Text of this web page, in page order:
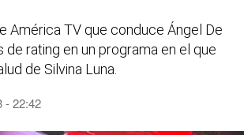
América TV que conduce Ángel De
de rating en un programa en el que
de Silvina Luna.
- 22:42